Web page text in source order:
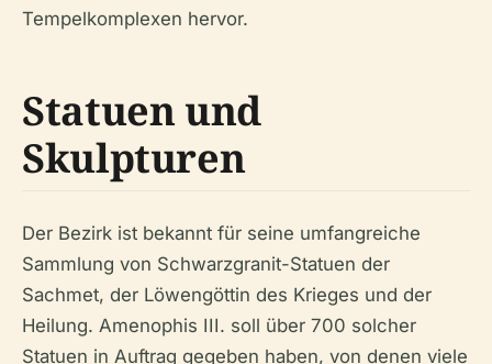
Tempelkomplexen hervor.
Statuen und
Skulpturen
Der Bezirk ist bekannt für seine umfangreiche
Sammlung von Schwarzgranit-Statuen der
Sachmet, der Löwengöttin des Krieges und der
Heilung. Amenophis III. soll über 700 solcher
Statuen in Auftrag gegeben haben, von denen viele